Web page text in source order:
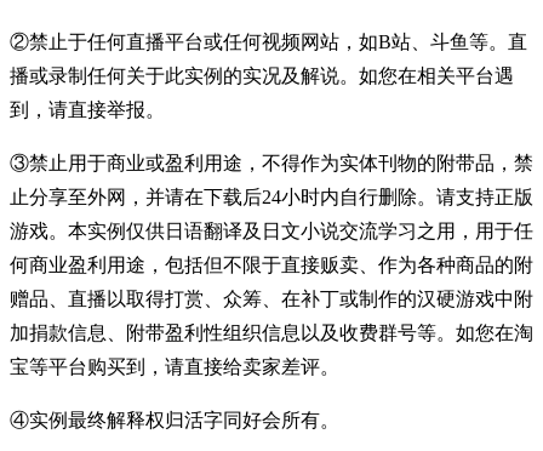
②禁止于任何直播平台或任何视频网站，如B站、斗鱼等。直
播或录制任何关于此实例的实况及解说。如您在相关平台遇
到，请直接举报。
③禁止用于商业或盈利用途，不得作为实体刊物的附带品，禁
止分享至外网，并请在下载后24小时内自行删除。请支持正版
游戏。本实例仅供日语翻译及日文小说交流学习之用，用于任
何商业盈利用途，包括但不限于直接贩卖、作为各种商品的附
赠品、直播以取得打赏、众筹、在补丁或制作的汉硬游戏中附
加捐款信息、附带盈利性组织信息以及收费群号等。如您在淘
宝等平台购买到，请直接给卖家差评。
④实例最终解释权归活字同好会所有。